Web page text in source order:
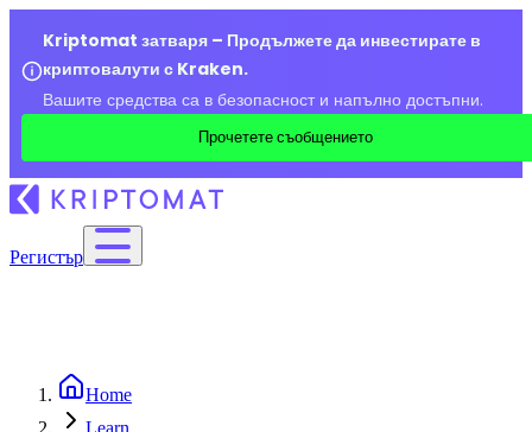
Kriptomat затваря – Продължете да инвестирате в
криптовалути с Kraken.
Вашите средства са в безопасност и напълно достъпни.
Прочетете съобщението
Регистър
Home
Learn